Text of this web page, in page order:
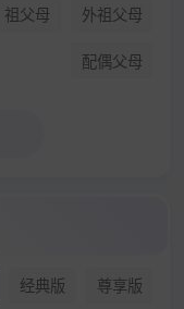
祖父母 外祖父母
配偶父母
经典版 尊享版